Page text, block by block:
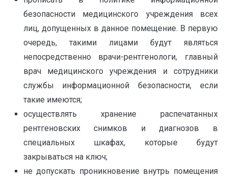
безопасности медицинского учреждения всех
лиц, допущенных в данное помещение. В первую
очередь, такими лицами будут являться
непосредственно врачи-рентгенологи, главный
врач медицинского учреждения и сотрудники
службы информационной безопасности, если
такие имеются;
осуществлять хранение распечатанных
рентгеновских снимков и диагнозов в
специальных шкафах, которые будут
закрываться на ключ;
не допускать проникновение внутрь помещения